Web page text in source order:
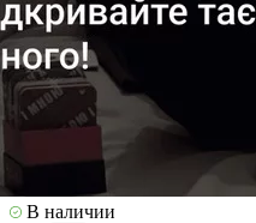
В наличии